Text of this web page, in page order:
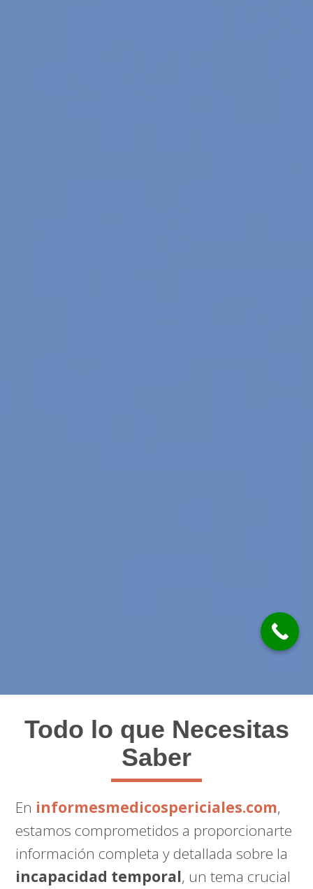
Todo lo que Necesitas
Saber
En informesmedicospericiales.com,
estamos comprometidos a proporcionarte
información completa y detallada sobre la
incapacidad temporal, un tema crucial